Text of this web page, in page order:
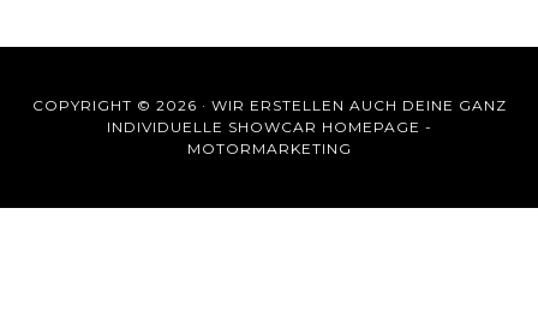
COPYRIGHT © 2026 · WIR ERSTELLEN AUCH DEINE GANZ
INDIVIDUELLE SHOWCAR HOMEPAGE -
MOTORMARKETING